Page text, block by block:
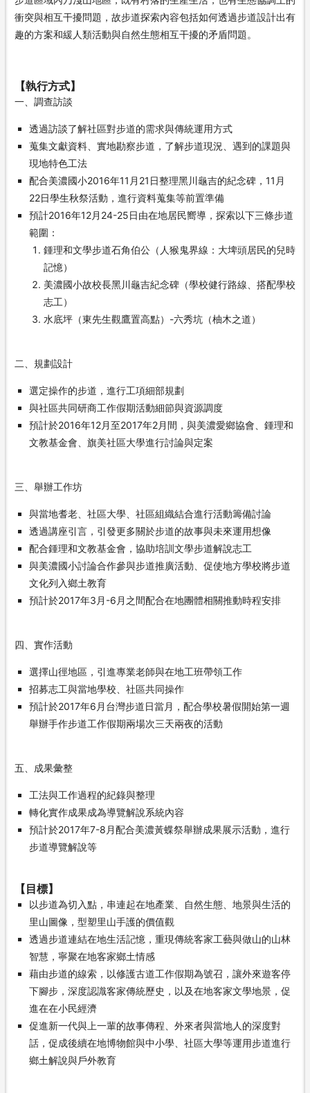
衝突與相互干擾問題，故步道探索內容包括如何透過步道設計出有
趣的方案和緩人類活動與自然生態相互干擾的矛盾問題。
【執行方式】
一、調查訪談
透過訪談了解社區對步道的需求與傳統運用方式
蒐集文獻資料、實地勘察步道，了解步道現況、遇到的課題與
現地特色工法
配合美濃國小2016年11月21日整理黑川龜吉的紀念碑，11月
22日學生秋祭活動，進行資料蒐集等前置準備
預計2016年12月24-25日由在地居民嚮導，探索以下三條步道
範圍：
鍾理和文學步道石角伯公（人猴鬼界線：大埤頭居民的兒時
記憶）
美濃國小故校長黑川龜吉紀念碑（學校健行路線、搭配學校
志工）
水底坪（東先生觀鷹置高點）-六秀坑（柚木之道）
二、規劃設計
選定操作的步道，進行工項細部規劃
與社區共同研商工作假期活動細節與資源調度
預計於2016年12月至2017年2月間，與美濃愛鄉協會、鍾理和
文教基金會、旗美社區大學進行討論與定案
三、舉辦工作坊
與當地耆老、社區大學、社區組織結合進行活動籌備討論
透過講座引言，引發更多關於步道的故事與未來運用想像
配合鍾理和文教基金會，協助培訓文學步道解說志工
與美濃國小討論合作參與步道推廣活動、促使地方學校將步道
文化列入鄉土教育
預計於2017年3月-6月之間配合在地團體相關推動時程安排
四、實作活動
選擇山徑地區，引進專業老師與在地工班帶領工作
招募志工與當地學校、社區共同操作
預計於2017年6月台灣步道日當月，配合學校暑假開始第一週
舉辦手作步道工作假期兩場次三天兩夜的活動
五、成果彙整
工法與工作過程的紀錄與整理
轉化實作成果成為導覽解說系統內容
預計於2017年7-8月配合美濃黃蝶祭舉辦成果展示活動，進行
步道導覽解說等
【目標】
以步道為切入點，串連起在地產業、自然生態、地景與生活的
里山圖像，型塑里山手護的價值觀
透過步道連結在地生活記憶，重現傳統客家工藝與做山的山林
智慧，寧聚在地客家鄉土情感
藉由步道的線索，以修護古道工作假期為號召，讓外來遊客停
下腳步，深度認識客家傳統歷史，以及在地客家文學地景，促
進在在小民經濟
促進新一代與上一輩的故事傳程、外來者與當地人的深度對
話，促成後續在地博物館與中小學、社區大學等運用步道進行
鄉土解說與戶外教育